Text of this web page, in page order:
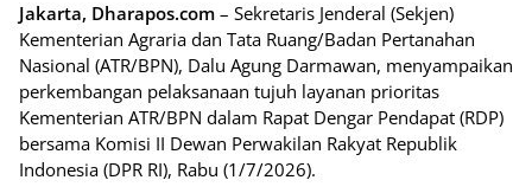
Jakarta, Dharapos.com – Sekretaris Jenderal (Sekjen)
Kementerian Agraria dan Tata Ruang/Badan Pertanahan
Nasional (ATR/BPN), Dalu Agung Darmawan, menyampaikan
perkembangan pelaksanaan tujuh layanan prioritas
Kementerian ATR/BPN dalam Rapat Dengar Pendapat (RDP)
bersama Komisi II Dewan Perwakilan Rakyat Republik
Indonesia (DPR RI), Rabu (1/7/2026).